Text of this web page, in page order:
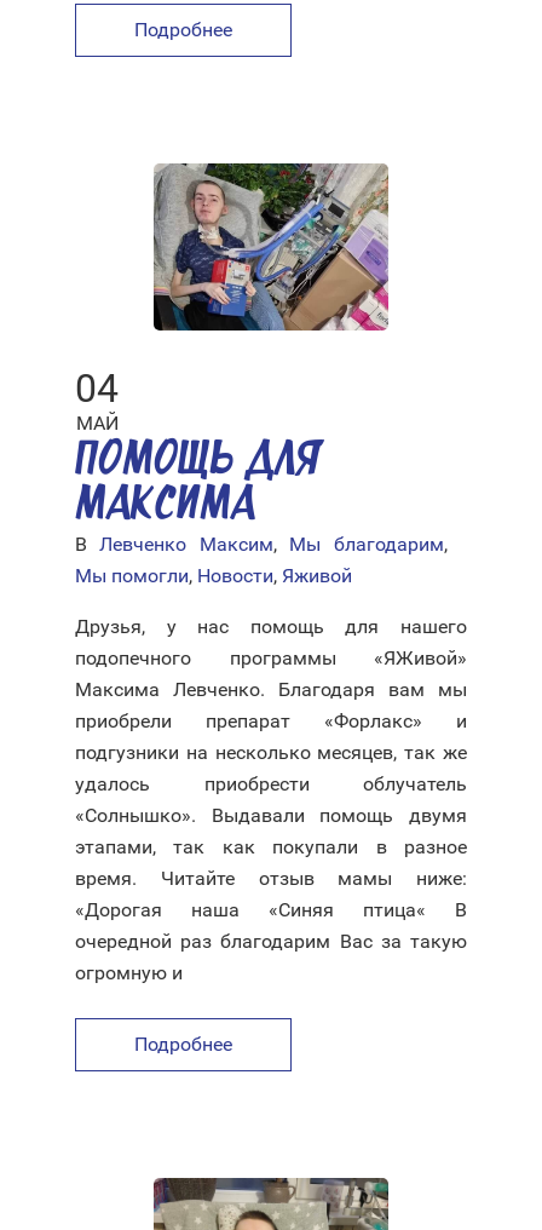
Подробнее
04
МАЙ
ПОМОЩЬ ДЛЯ
МАКСИМА
ВЛевченко Максим, Мы благодарим,
Мы помогли, Новости, Яживой
Друзья, у нас помощь для нашего
подопечного программы «ЯЖивой»
Максима Левченко. Благодаря вам мы
приобрели препарат «Форлакс» и
подгузники на несколько месяцев, так же
удалось приобрести облучатель
«Солнышко». Выдавали помощь двумя
этапами, так как покупали в разное
время. Читайте отзыв мамы ниже:
«Дорогая наша «Синяя птица« В
очередной раз благодарим Вас за такую
огромную и
Подробнее